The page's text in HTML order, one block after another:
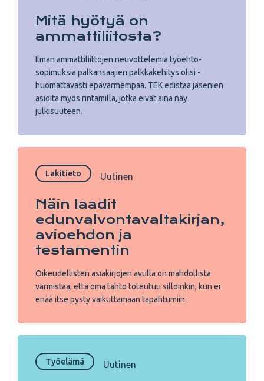
Mitä hyötyä on
ammattiliitosta?
Ilman ammatti­liittojen ­neuvottelemia työehto­
sopimuksia palkansaajien palkka­kehitys olisi ­
huomattavasti epävarmempaa. TEK edistää jäsenien
asioita myös rintamilla, jotka eivät aina näy
julkisuuteen.
Lakitieto Uutinen
Näin laadit
edunvalvonta­valtakirjan,
avioehdon ja
testamentin
Oikeudellisten asiakirjojen avulla on mahdollista
varmistaa, että oma tahto toteutuu silloinkin, kun ei
enää itse pysty vaikuttamaan tapahtumiin.
Työelämä Uutinen